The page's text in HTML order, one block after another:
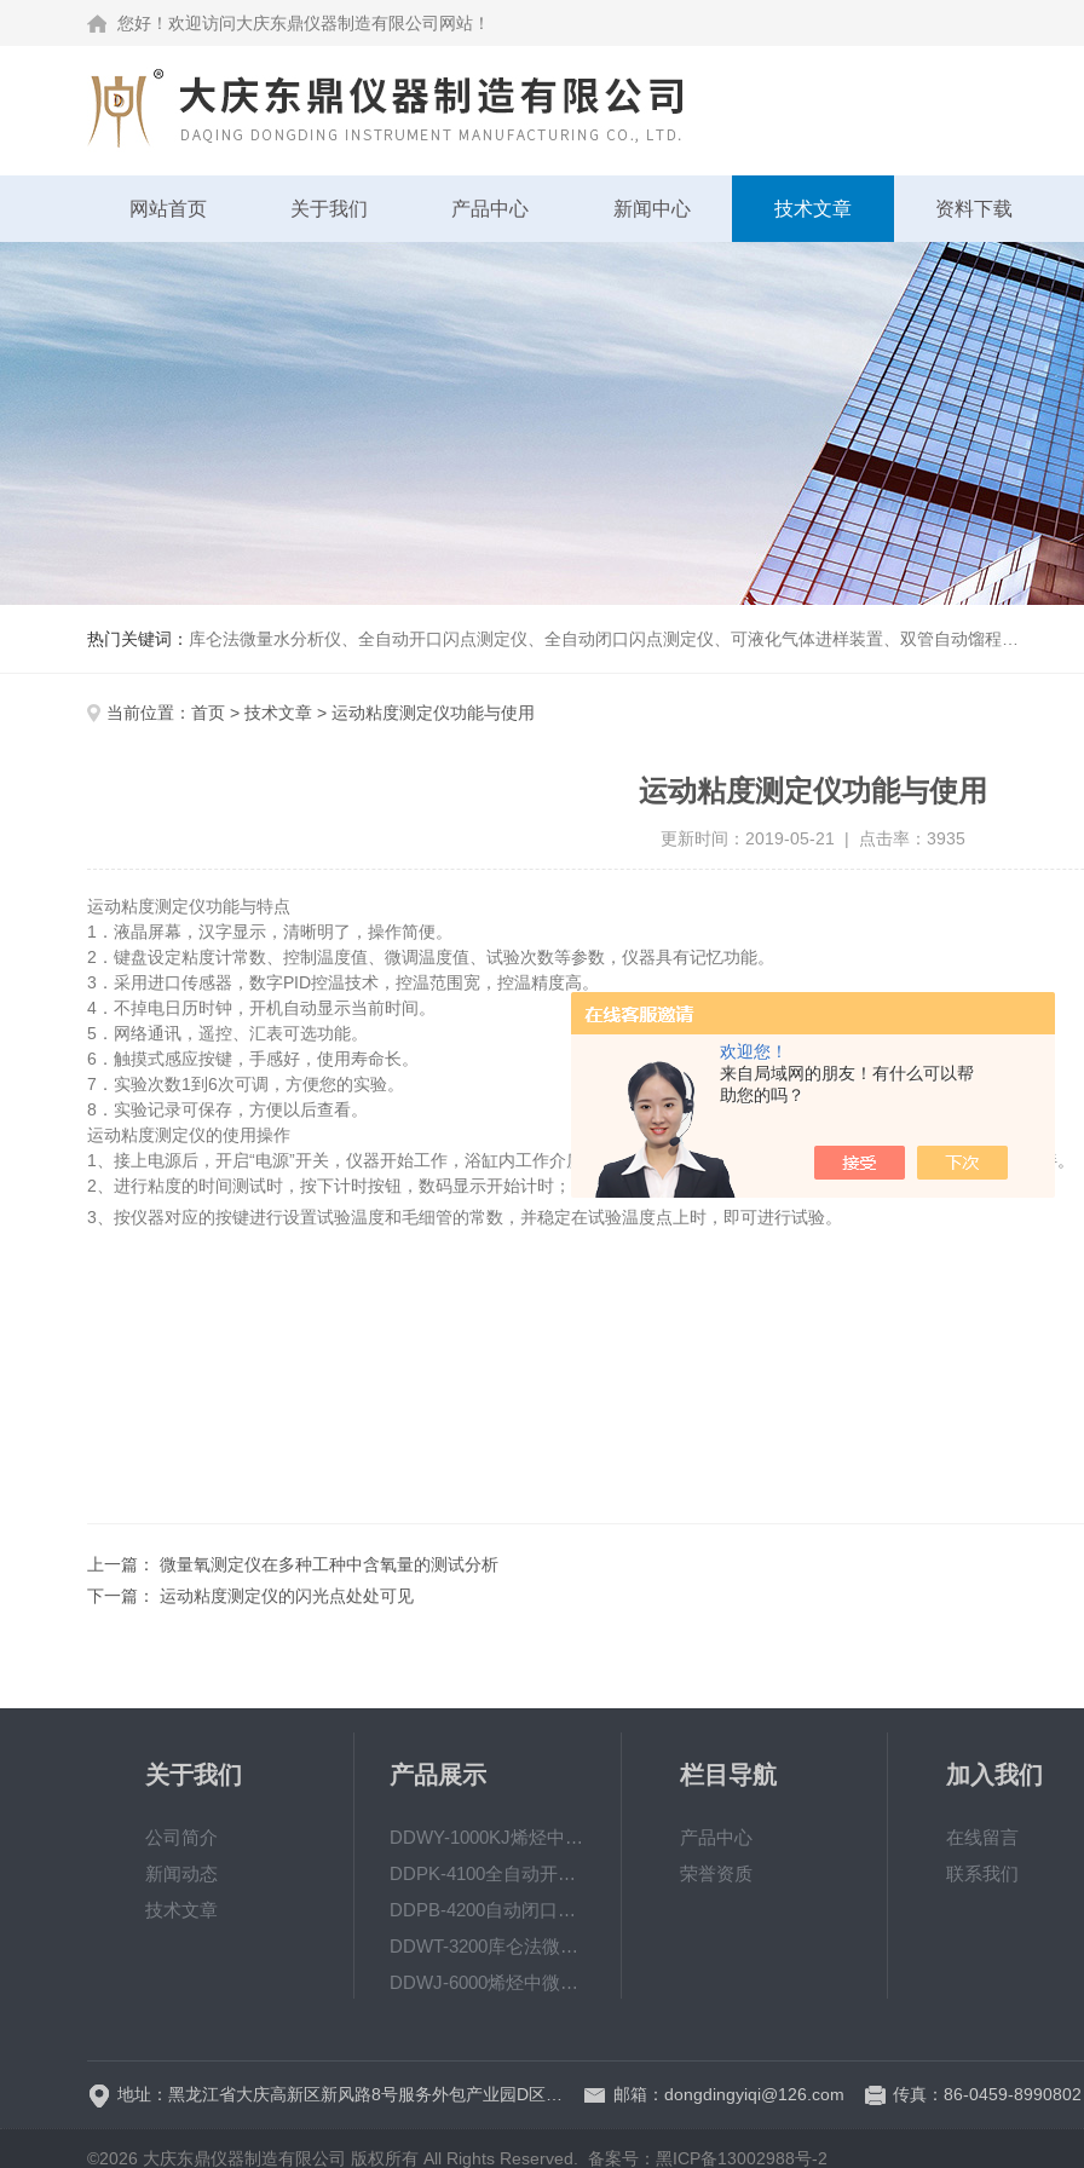
欢迎您！
来自局域网的朋友！有什么可以帮
助您的吗？
您好！欢迎访问大庆东鼎仪器制造有限公司网站！
网站首页 关于我们 产品中心 新闻中心 技术文章 资料下载
热门关键词： 库仑法微量水分析仪、全自动开口闪点测定仪、全自动闭口闪点测定仪、可液化气体进样装置、双管自动馏程测定仪、单管自动馏程测定仪、烯烃中微量水测定仪、烯烃中微量氧测定仪、卡尔费休库仑法电解液、微量含氧测定仪等产品
当前位置： 首页 > 技术文章 > 运动粘度测定仪功能与使用
运动粘度测定仪功能与使用
更新时间：2019-05-21 | 点击率：3935
运动粘度测定仪功能与特点
1．液晶屏幕，汉字显示，清晰明了，操作简便。
2．键盘设定粘度计常数、控制温度值、微调温度值、试验次数等参数，仪器具有记忆功能。
3．采用进口传感器，数字PID控温技术，控温范围宽，控温精度高。
4．不掉电日历时钟，开机自动显示当前时间。
5．网络通讯，遥控、汇表可选功能。
6．触摸式感应按键，手感好，使用寿命长。
7．实验次数1到6次可调，方便您的实验。
8．实验记录可保存，方便以后查看。
运动粘度测定仪的使用操作
1、接上电源后，开启“电源”开关，仪器开始工作，浴缸内工作介质的温度由温度控制器控制，与此同时开使搅拌，对介质进行搅拌。
2、进行粘度的时间测试时，按下计时按钮，数码显示开始计时；再按一下，计时停止；仪器自动计算出运动粘度值。
3、按仪器对应的按键进行设置试验温度和毛细管的常数，并稳定在试验温度点上时，即可进行试验。
上一篇： 微量氧测定仪在多种工种中含氧量的测试分析
下一篇： 运动粘度测定仪的闪光点处处可见
关于我们
公司简介
新闻动态
技术文章
产品展示
DDWY-1000KJ烯烃中微量氧测定仪
DDPK-4100全自动开口闪点测定仪
DDPB-4200自动闭口闪点测定仪
DDWT-3200库仑法微量水测定仪
DDWJ-6000烯烃中微量水测定仪
栏目导航
产品中心
荣誉资质
加入我们
在线留言
联系我们
邮箱：dongdingyiqi@126.com 传真：86-0459-8990802
©2026 大庆东鼎仪器制造有限公司 版权所有 All Rights Reserved. 备案号：黑ICP备13002988号-2